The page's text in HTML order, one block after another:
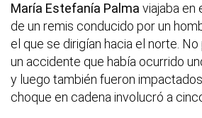
María Estefanía Palma viajaba en
de un remis conducido por un
el que se dirigían hacia el norte.
un accidente que había ocurrido
y luego también fueron
choque en cadena involucró a